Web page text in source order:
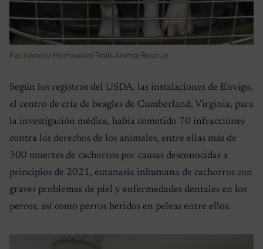
Facebook/ Homeward Trails Animal Rescue
Según los registros del USDA, las instalaciones de Envigo,
el centro de cría de beagles de Cumberland, Virginia, para
la investigación médica, había cometido 70 infracciones
contra los derechos de los animales, entre ellas más de
300 muertes de cachorros por causas desconocidas a
principios de 2021, eutanasia inhumana de cachorros con
graves problemas de piel y enfermedades dentales en los
perros, así como perros heridos en peleas entre ellos.